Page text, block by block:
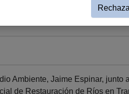
Ambiente, Jaime Espinar, junto
de Restauración de Ríos en